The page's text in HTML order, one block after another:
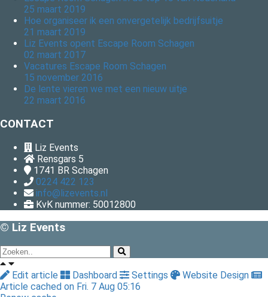
25 maart 2019
Hoe organiseer ik een onvergetelijk bedrijfsuitje
21 maart 2019
Liz Events opent Escape Room Schagen
02 maart 2017
Vacatures Escape Room Schagen
15 november 2016
De lente vieren we met een nieuw uitje
22 maart 2016
CONTACT
Liz Events
Rensgars 5
1741 BR Schagen
0224 422 123
info@lizevents.nl
KvK nummer: 50012800
© Liz Events
Edit article Dashboard Settings
Website Design
Article cached on Fri. 7 Aug 05:16